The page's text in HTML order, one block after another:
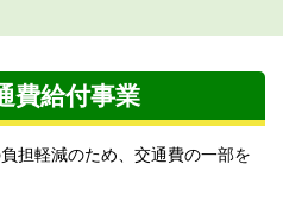
費給付事業
担軽減のため、交通費の一部を